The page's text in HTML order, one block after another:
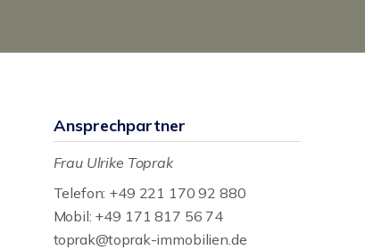
Ansprechpartner
Frau Ulrike Toprak
Telefon: +49 221 170 92 880
Mobil: +49 171 817 56 74
toprak@toprak-immobilien.de